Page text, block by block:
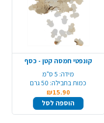
קונפטי חמסה קטן - כסף
מידה: 5 ס"מ
כמות בחבילה: 50 גרם
₪15.90
הוספה לסל